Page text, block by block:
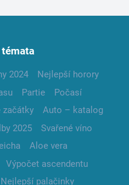
2024
Nejlepší horory
Partie
Počasí
začátky
Auto – katalog
2025
Svařené víno
Aloe vera
Výpočet ascendentu
Nejlepší palačinky